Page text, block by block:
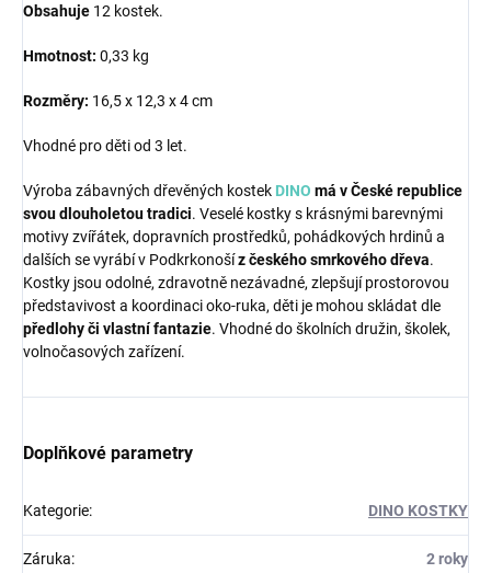
Obsahuje 12 kostek.
Hmotnost: 0,33 kg
Rozměry: 16,5 x 12,3 x 4 cm
Vhodné pro děti od 3 let.
Výroba zábavných dřevěných kostek DINO má v České republice
svou dlouholetou tradici. Veselé kostky s krásnými barevnými
motivy zvířátek, dopravních prostředků, pohádkových hrdinů a
dalších se vyrábí v Podkrkonošíz českého smrkového dřeva.
Kostky jsou odolné, zdravotně nezávadné, zlepšují prostorovou
představivost a koordinaci oko-ruka, děti je mohou skládat dle
předlohy či vlastní fantazie. Vhodné do školních družin, školek,
volnočasových zařízení.
Doplňkové parametry
Kategorie: DINO KOSTKY
Záruka: 2 roky